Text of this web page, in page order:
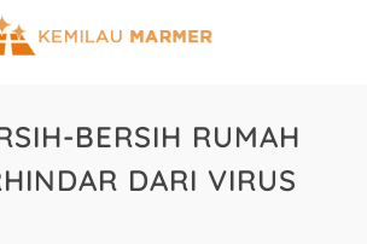
BERSIH RUMAH
DARI VIRUS